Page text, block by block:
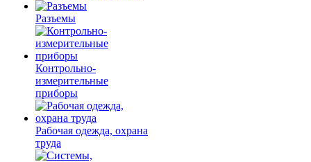
Разъемы
Контрольно-
измерительные
приборы
Рабочая одежда, охрана
труда